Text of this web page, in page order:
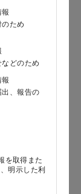
ため
どのため
出、報告の
を取得また
明示した利